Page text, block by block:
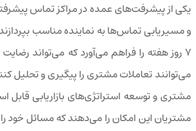
یکی از پیشرفت‌های عمده در مراکز تماس
۷ روز هفته را فراهم می‌آورد که می‌تواند رضایت مشتری را افزایش دهد.ویژگی کلیدی دیگر در مراکز تماس پیشرفته،
می‌توانند تعاملات مشتری را پیگیری و تحلیل
مشتری و توسعه استراتژی‌های بازاریابی قابل
مشتریان این امکان را می‌دهند که مسائل